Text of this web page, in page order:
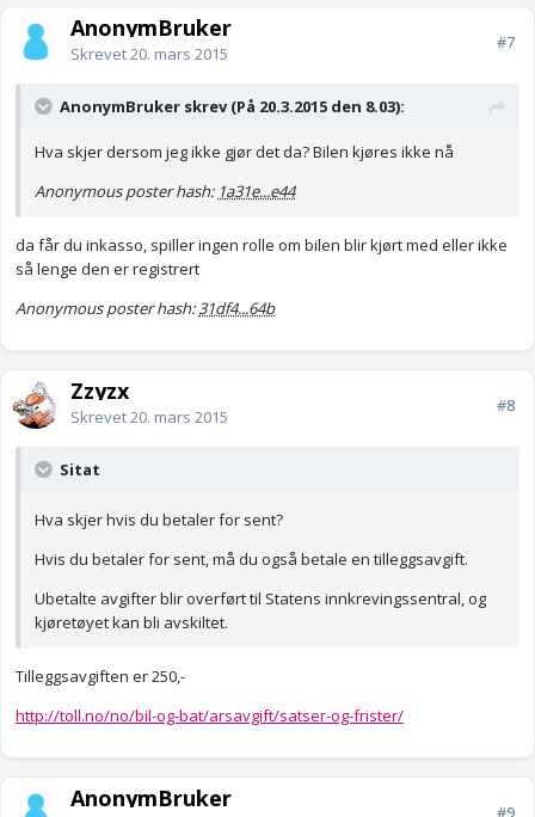
AnonymBruker
Skrevet20. mars 2015
#7
AnonymBruker skrev (På 20.3.2015 den 8.03):
Hva skjer dersom jeg ikke gjør det da? Bilen kjøres ikke nå
Anonymous poster hash: 1a31e...e44
da får du inkasso, spiller ingen rolle om bilen blir kjørt med eller ikke
så lenge den er registrert
Anonymous poster hash:31df4...64b
Zzyzx
Skrevet20. mars 2015
#8
Sitat
Hva skjer hvis du betaler for sent?
Hvis du betaler for sent, må du også betale en tilleggsavgift.
Ubetalte avgifter blir overført til Statens innkrevingssentral, og
kjøretøyet kan bli avskiltet.
Tilleggsavgiften er 250,-
http://toll.no/no/bil-og-bat/arsavgift/satser-og-frister/
AnonymBruker #9